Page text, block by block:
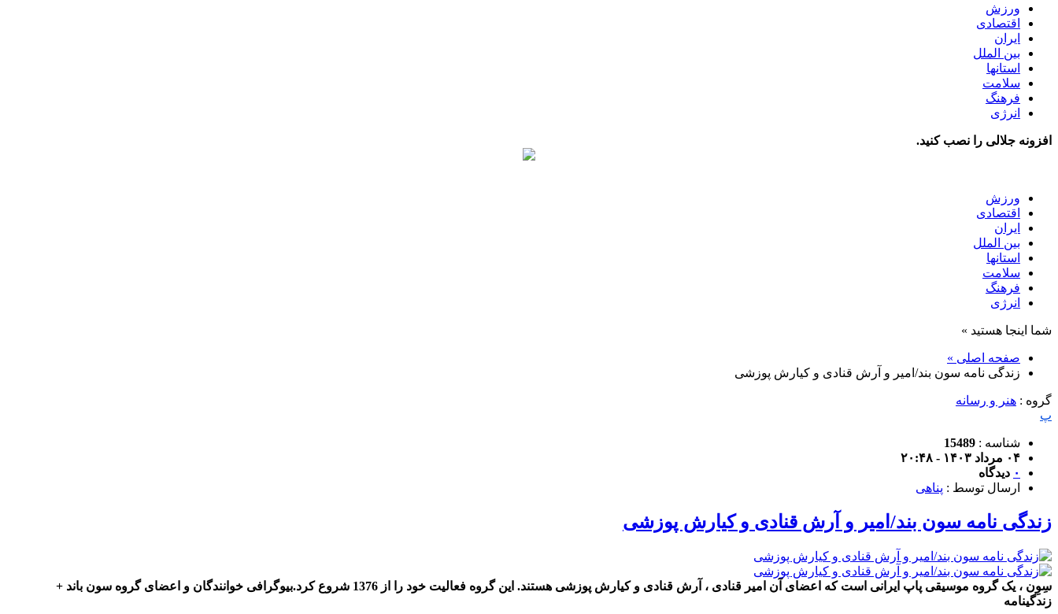
ورزش
اقتصادی
ایران
بین الملل
استانها
سلامت
فرهنگ
انرژی
افزونه جلالی را نصب کنید.
ورزش
اقتصادی
ایران
بین الملل
استانها
سلامت
فرهنگ
انرژی
شما اینجا هستید »
صفحه اصلی »
زندگی نامه سون بند/امیر و آرش قنادی و کیارش پوزشی
گروه : هنر و رسانه
پ
شناسه : 15489
۰۴ مرداد ۱۴۰۳ - ۲۰:۴۸
۰ دیدگاه
ارسال توسط : پناهی
زندگی نامه سون بند/امیر و آرش قنادی و کیارش پوزشی
سِوِن ، یک گروه موسیقی پاپ ایرانی است که اعضای آن امیر قنادی ، آرش قنادی و کیارش پوزشی هستند. این گروه فعالیت خود را از 1376 شروع کرد.بیوگرافی خوانندگان و اعضای گروه سون باند +
زندگینامه